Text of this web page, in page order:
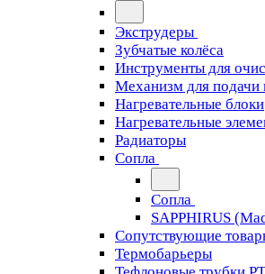
Экструдеры
Зубчатые колёса
Инструменты для
Механизм для подачи
Нагревательные блоки
Нагревательные
Радиаторы
Сопла
Сопла
SAPPHIRUS
Сопутствующие
Термобарьеры